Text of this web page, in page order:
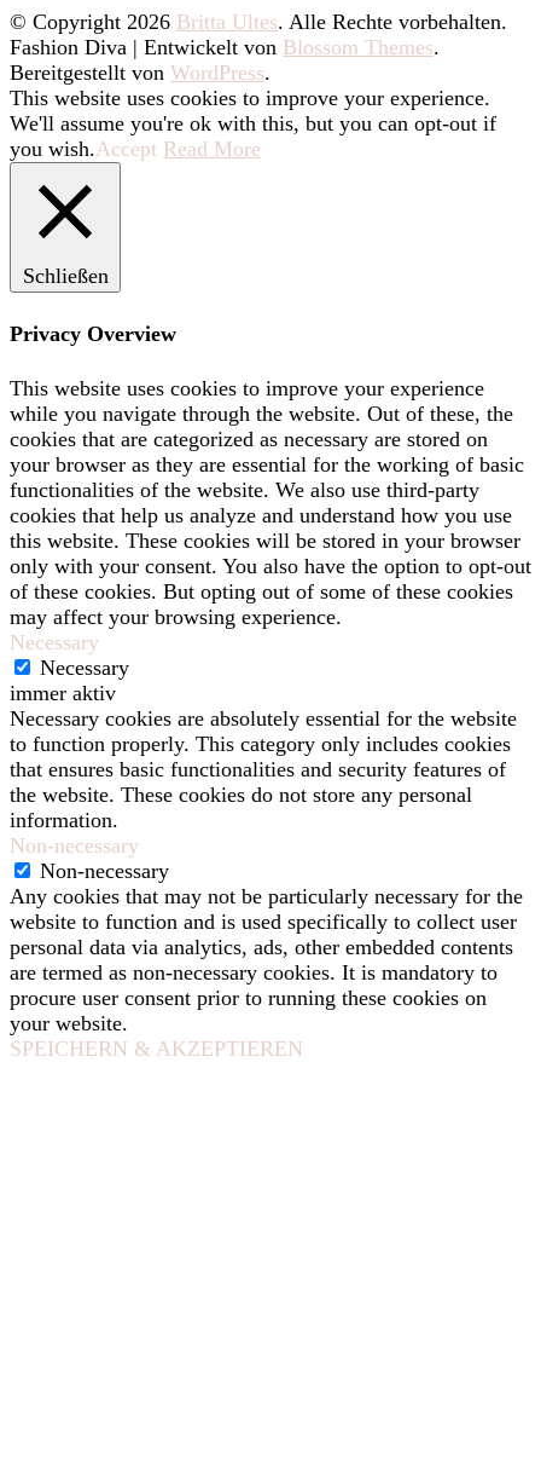
© Copyright 2026 Britta Ultes. Alle Rechte vorbehalten.
Fashion Diva | Entwickelt von Blossom Themes.
Bereitgestellt von WordPress.
This website uses cookies to improve your experience.
We'll assume you're ok with this, but you can opt-out if
you wish.Accept Read More
Schließen
Privacy Overview
This website uses cookies to improve your experience
while you navigate through the website. Out of these, the
cookies that are categorized as necessary are stored on
your browser as they are essential for the working of basic
functionalities of the website. We also use third-party
cookies that help us analyze and understand how you use
this website. These cookies will be stored in your browser
only with your consent. You also have the option to opt-out
of these cookies. But opting out of some of these cookies
may affect your browsing experience.
Necessary
Necessary
immer aktiv
Necessary cookies are absolutely essential for the website
to function properly. This category only includes cookies
that ensures basic functionalities and security features of
the website. These cookies do not store any personal
information.
Non-necessary
Non-necessary
Any cookies that may not be particularly necessary for the
website to function and is used specifically to collect user
personal data via analytics, ads, other embedded contents
are termed as non-necessary cookies. It is mandatory to
procure user consent prior to running these cookies on
your website.
SPEICHERN & AKZEPTIEREN